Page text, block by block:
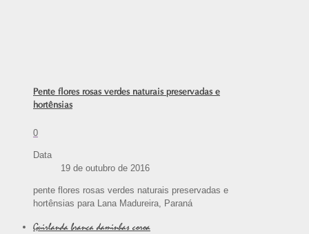
Pente flores rosas verdes naturais preservadas e
hortênsias
0
Data
19 de outubro de 2016
pente flores rosas verdes naturais preservadas e
hortênsias para Lana Madureira, Paraná
Guirlanda branca daminhas coroa